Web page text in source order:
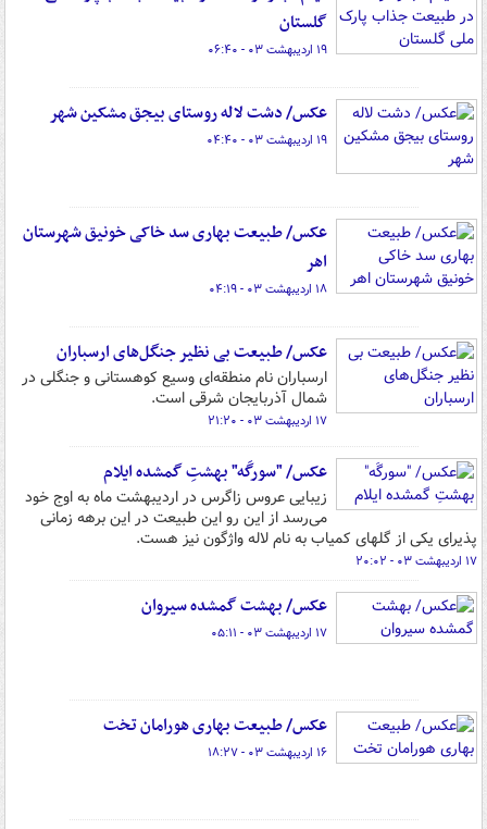
گلستان
۱۹ اردیبهشت ۰۳ - ۰۶:۴۰
عکس/ دشت لاله روستای بیجق مشکین شهر
۱۹ اردیبهشت ۰۳ - ۰۴:۴۰
عکس/ طبیعت بهاری سد خاکی خونیق شهرستان
اهر
۱۸ اردیبهشت ۰۳ - ۰۴:۱۹
عکس/ طبیعت بی نظیر جنگل‌های ارسباران
ارسباران نام منطقه‌ای وسیع کوهستانی و جنگلی در
شمال آذربایجان شرقی است.
۱۷ اردیبهشت ۰۳ - ۲۱:۲۰
عکس/ "سورگَه" بهشتِ گمشده ایلام
زیبایی عروس زاگرس در اردیبهشت ماه به اوج خود
می‌رسد از این رو این طبیعت در این برهه زمانی
پذیرای یکی از گلهای کمیاب به نام لاله واژگون نیز هست.
۱۷ اردیبهشت ۰۳ - ۲۰:۰۲
عکس/ بهشت گمشده سیروان
۱۷ اردیبهشت ۰۳ - ۰۵:۱۱
عکس/ طبیعت بهاری هورامان تخت
۱۶ اردیبهشت ۰۳ - ۱۸:۲۷